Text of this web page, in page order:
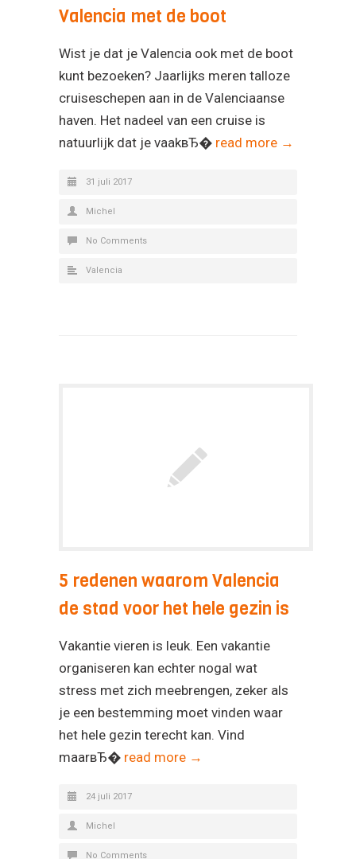
Valencia met de boot
Wist je dat je Valencia ook met de boot
kunt bezoeken? Jaarlijks meren talloze
cruiseschepen aan in de Valenciaanse
haven. Het nadeel van een cruise is
natuurlijk dat je vaakвЂ� read more →
31 juli 2017
Michel
No Comments
Valencia
5 redenen waarom Valencia
de stad voor het hele gezin is
Vakantie vieren is leuk. Een vakantie
organiseren kan echter nogal wat
stress met zich meebrengen, zeker als
je een bestemming moet vinden waar
het hele gezin terecht kan. Vind
maarвЂ� read more →
24 juli 2017
Michel
No Comments